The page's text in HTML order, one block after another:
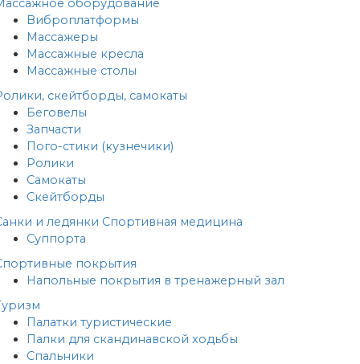
оборудование
Виброплатформы
Массажеры
Массажные кресла
Массажные столы
скейтборды, самокаты
Беговелы
Запчасти
Пого-стики (кузнечики)
Ролики
Самокаты
Скейтборды
и ледянки Спортивная медицина
Суппорта
покрытия
Напольные покрытия в тренажерный зал
Палатки туристические
Палки для скандинавской ходьбы
Спальники